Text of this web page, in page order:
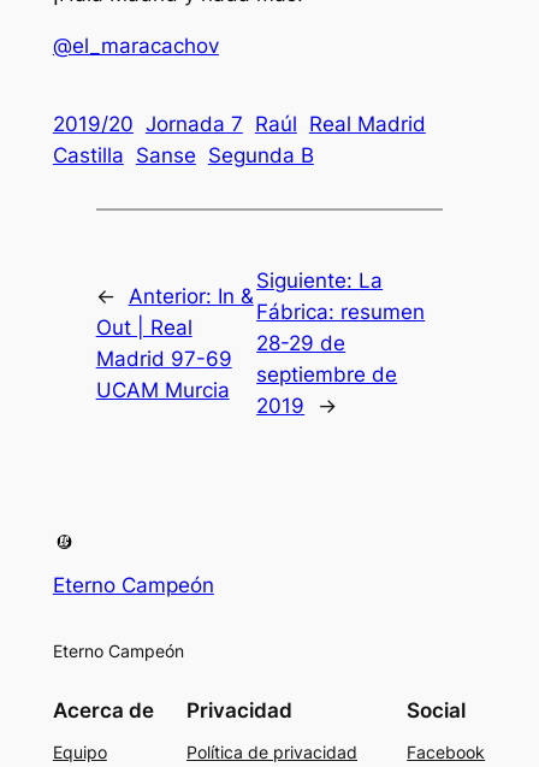
@el_maracachov
2019/20 Jornada 7 Raúl Real Madrid
Castilla Sanse Segunda B
← Anterior: In &
Out | Real
Madrid 97-69
UCAM Murcia
Siguiente: La
Fábrica: resumen
28-29 de
septiembre de
2019
→
Eterno Campeón
Eterno Campeón
Acerca de
Equipo
Privacidad
Política de privacidad
Social
Facebook